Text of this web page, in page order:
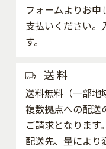
フォームよりお
支払いください。
す。
送 料
送料無料（一部地
複数拠点への配送
ご請求となります。
配送先、量により